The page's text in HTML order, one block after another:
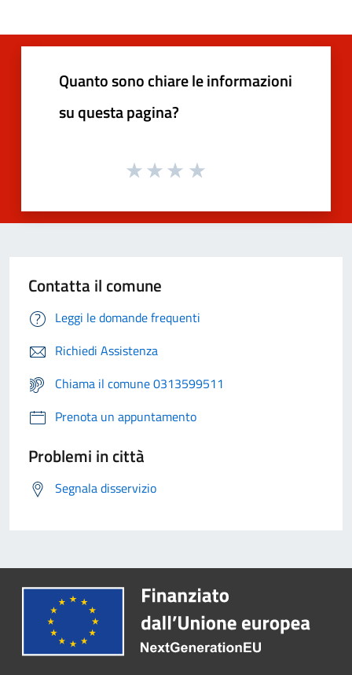
Quanto sono chiare le informazioni
su questa pagina?
Contatta il comune
Leggi le domande frequenti
Richiedi Assistenza
Chiama il comune 0313599511
Prenota un appuntamento
Problemi in città
Segnala disservizio